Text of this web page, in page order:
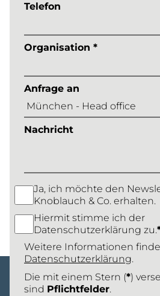
Telefon
Organisation *
Anfrage an
Nachricht
Ja, ich möchte den
Knoblauch & Co. erhalten.
Hiermit stimme ich der
Datenschutzerklärung zu.
Weitere Informationen
Datenschutzerklärung.
Die mit einem Stern (*)
sind Pflichtfelder.